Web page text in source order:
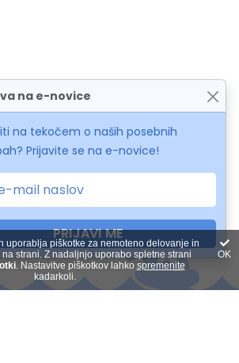
na e-novice
na tekočem o naših posebnih
Prijavite se na e-novice!
PRIJAVI ME
uporablja piškotke za nemoteno delovanje in
strani. Z nadaljnjo uporabo spletne strani
. Nastavitve piškotkov lahko spremenite
kadarkoli.
OK